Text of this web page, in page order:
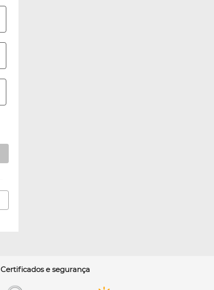
Certificados e segurança